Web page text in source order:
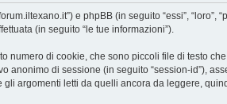
e phpBB (in seguito “essi”, “loro”,
(in seguito “le tue informazioni”).
numero di cookie, che sono piccoli file di testo
anonimo di sessione (in seguito “session-id”),
argomenti letti da quelli ancora da leggere,